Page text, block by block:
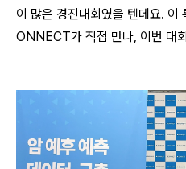
이 많은 경진대회였을 텐데요. 이
ONNECT가 직접 만나, 이번 대